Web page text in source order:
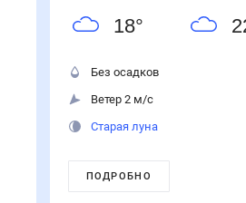
18°
Без осадков
Ветер 2 м/с
Старая луна
ПОДРОБНО